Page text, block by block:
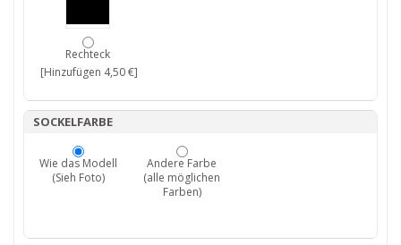
Rechteck
[Hinzufügen 4,50 €]
SOCKELFARBE
Wie das Modell
(Sieh Foto)
Andere Farbe
(alle möglichen
Farben)